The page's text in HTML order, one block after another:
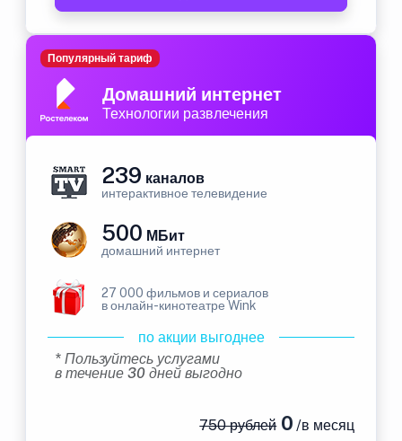
Домашний интернет
Технологии развлечения
Популярный тариф
239 каналов
интерактивное телевидение
500 МБит
домашний интернет
27 000 фильмов и сериалов
в онлайн-кинотеатре Wink
по акции выгоднее
* Пользуйтесь услугами
в течение 30 дней выгодно
750 рублей0 /в месяц